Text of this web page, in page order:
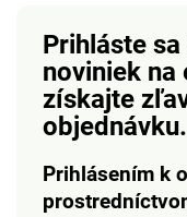
Prihláste
noviniek na
získajte
objednávku.
Prihlásením k